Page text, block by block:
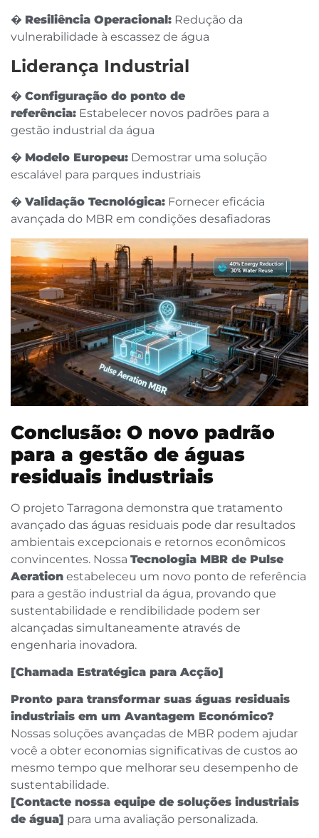
� Resiliência Operacional: Redução da
vulnerabilidade à escassez de água
Liderança Industrial
� Configuração do ponto de
referência: Estabelecer novos padrões para a
gestão industrial da água
� Modelo Europeu: Demostrar uma solução
escalável para parques industriais
� Validação Tecnológica: Fornecer eficácia
avançada do MBR em condições desafiadoras
Conclusão: O novo padrão
para a gestão de águas
residuais industriais
O projeto Tarragona demonstra que tratamento
avançado das águas residuais pode dar resultados
ambientais excepcionais e retornos econômicos
convincentes. Nossa Tecnologia MBR de Pulse
Aeration estabeleceu um novo ponto de referência
para a gestão industrial da água, provando que
sustentabilidade e rendibilidade podem ser
alcançadas simultaneamente através de
engenharia inovadora.
[Chamada Estratégica para Acção]
Pronto para transformar suas águas residuais
industriais em um Avantagem Económico?
Nossas soluções avançadas de MBR podem ajudar
você a obter economias significativas de custos ao
mesmo tempo que melhorar seu desempenho de
sustentabilidade.
[Contacte nossa equipe de soluções industriais
de água] para uma avaliação personalizada.